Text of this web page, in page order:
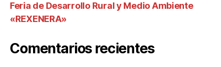
Feria de Desarrollo Rural y Medio Ambiente
«REXENERA»
Comentarios recientes